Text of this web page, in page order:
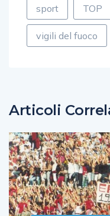
sport TOP
vigili del fuoco
Articoli